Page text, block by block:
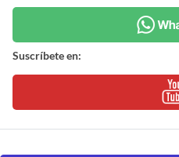
Suscríbete en: